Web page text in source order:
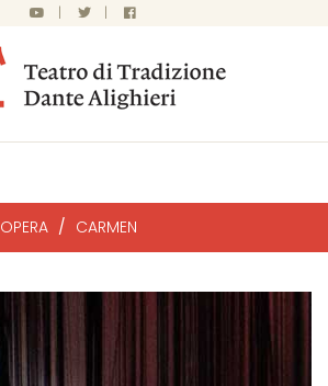
| |
OPERA / CARMEN